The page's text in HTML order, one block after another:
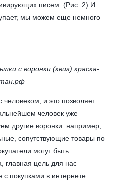
писем. (Рис. 2) И
мы можем еще немного
с воронки (квиз) краска-
и это позволяет
человек уже
другие воронки: например,
сопутствующие товары по
могут быть
главная цель для нас –
с покупками в интернете.